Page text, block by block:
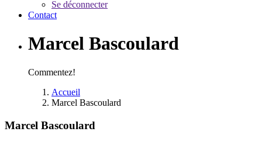
Se déconnecter
Contact
Marcel Bascoulard
Commentez!
Accueil
Marcel Bascoulard
Marcel Bascoulard